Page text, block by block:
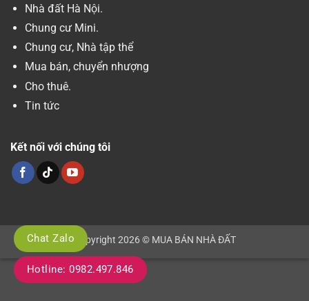
Chat Zalo
Hotline: 0982.497.846
Nhà đất Hà Nội.
Chung cư Mini.
Chung cư, Nhà tập thể
Mua bán, chuyển nhượng
Cho thuê.
Tin tức
Kết nối với chúng tôi
Copyright 2026 © MUA BÁN NHÀ ĐẤT